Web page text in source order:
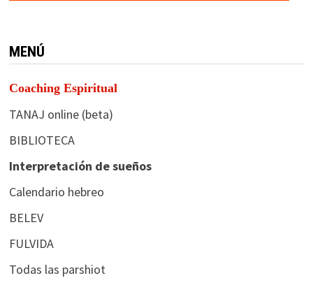
MENÚ
Coaching Espiritual
TANAJ online (beta)
BIBLIOTECA
Interpretación de sueños
Calendario hebreo
BELEV
FULVIDA
Todas las parshiot